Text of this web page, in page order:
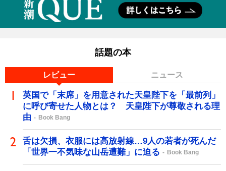
話題の本
レビュー ニュース
英国で「末席」を用意された天皇陛下を「最前列」
に呼び寄せた人物とは？ 天皇陛下が尊敬される理
由
Book Bang
舌は欠損、衣服には高放射線…9人の若者が死んだ
「世界一不気味な山岳遭難」に迫る
Book Bang